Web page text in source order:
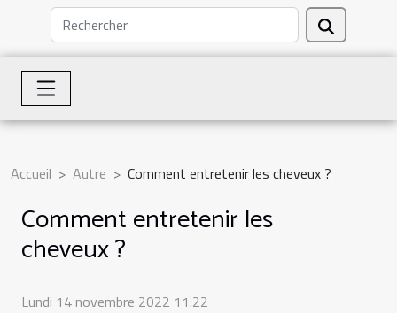
Accueil Autre Comment entretenir les cheveux ?
Comment entretenir les
cheveux ?
Lundi 14 novembre 2022 11:22